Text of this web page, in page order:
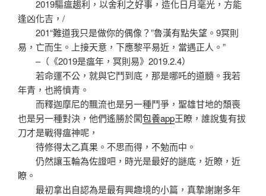
2019驅瘟趨利，以舍利之好事，造化日月毫光，方能
逢凶化吉，/
201“難道我只是做你的偶像？”魯漢有點失望。9冥則
易，亡而生。上接天意，下應黎平易近，當遇正人。”
–（《2019是瘟年，冥則易》2019.2.4）
若命運不公，就與它鬥到底，那是哪吒的道髓。我若
年青，也將憤青。
而釋迦摩尼的飄流也是另一種鬥爭，聖雄甘地的頹喪
也是另一種對決，他們遙勝於闖包養app王瞭，誰說隻有拔
刀才是戰得瘟神呢，
待修得太乙真果。不思而得，不勉而中。
仍然讓玉輪為佐證吧，時光是最好的謎底，近瞭，近
瞭。
最初拿出自認為是最有興趣境的小篇，真摯謝謝多年